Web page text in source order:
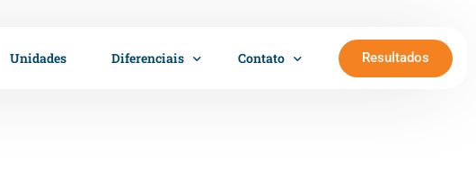
Unidades Diferenciais Contato Resultados